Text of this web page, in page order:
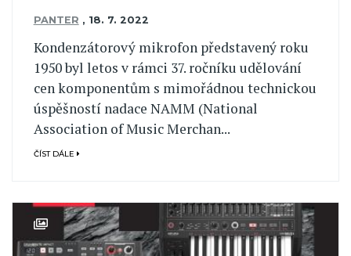
PANTER , 18. 7. 2022
Kondenzátorový mikrofon představený roku
1950 byl letos v rámci 37. ročníku udělování
cen komponentům s mimořádnou technickou
úspěšností nadace NAMM (National
Association of Music Merchan...
ČÍST DÁLE